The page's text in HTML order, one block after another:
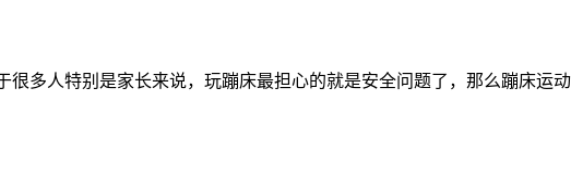
很多人特别是家长来说，玩蹦床最担心的就是安全问题了，那么蹦床运